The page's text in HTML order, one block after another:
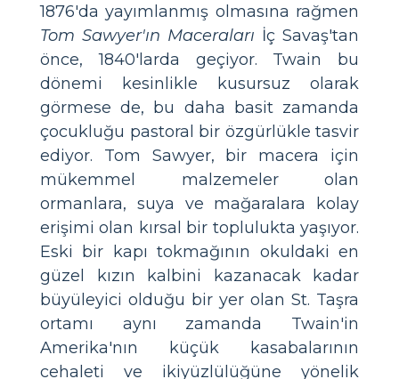
1876'da yayımlanmış olmasına rağmen
Tom Sawyer'ın Maceraları İç Savaş'tan
önce, 1840'larda geçiyor. Twain bu
dönemi kesinlikle kusursuz olarak
görmese de, bu daha basit zamanda
çocukluğu pastoral bir özgürlükle tasvir
ediyor. Tom Sawyer, bir macera için
mükemmel malzemeler olan
ormanlara, suya ve mağaralara kolay
erişimi olan kırsal bir toplulukta yaşıyor.
Eski bir kapı tokmağının okuldaki en
güzel kızın kalbini kazanacak kadar
büyüleyici olduğu bir yer olan St. Taşra
ortamı aynı zamanda Twain'in
Amerika'nın küçük kasabalarının
cehaleti ve ikiyüzlülüğüne yönelik